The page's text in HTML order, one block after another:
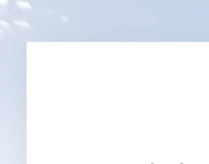
scelte sui cookie